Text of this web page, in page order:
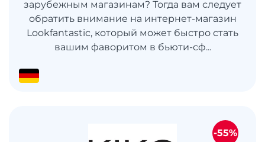
зарубежным магазинам? Тогда вам следует
обратить внимание на интернет-магазин
Lookfantastic, который может быстро стать
вашим фаворитом в бьюти-сф...
-55%